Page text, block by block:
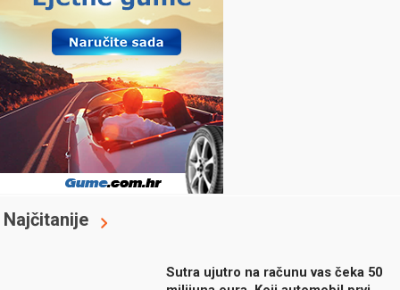
Najčitanije
Sutra ujutro na računu vas čeka 50